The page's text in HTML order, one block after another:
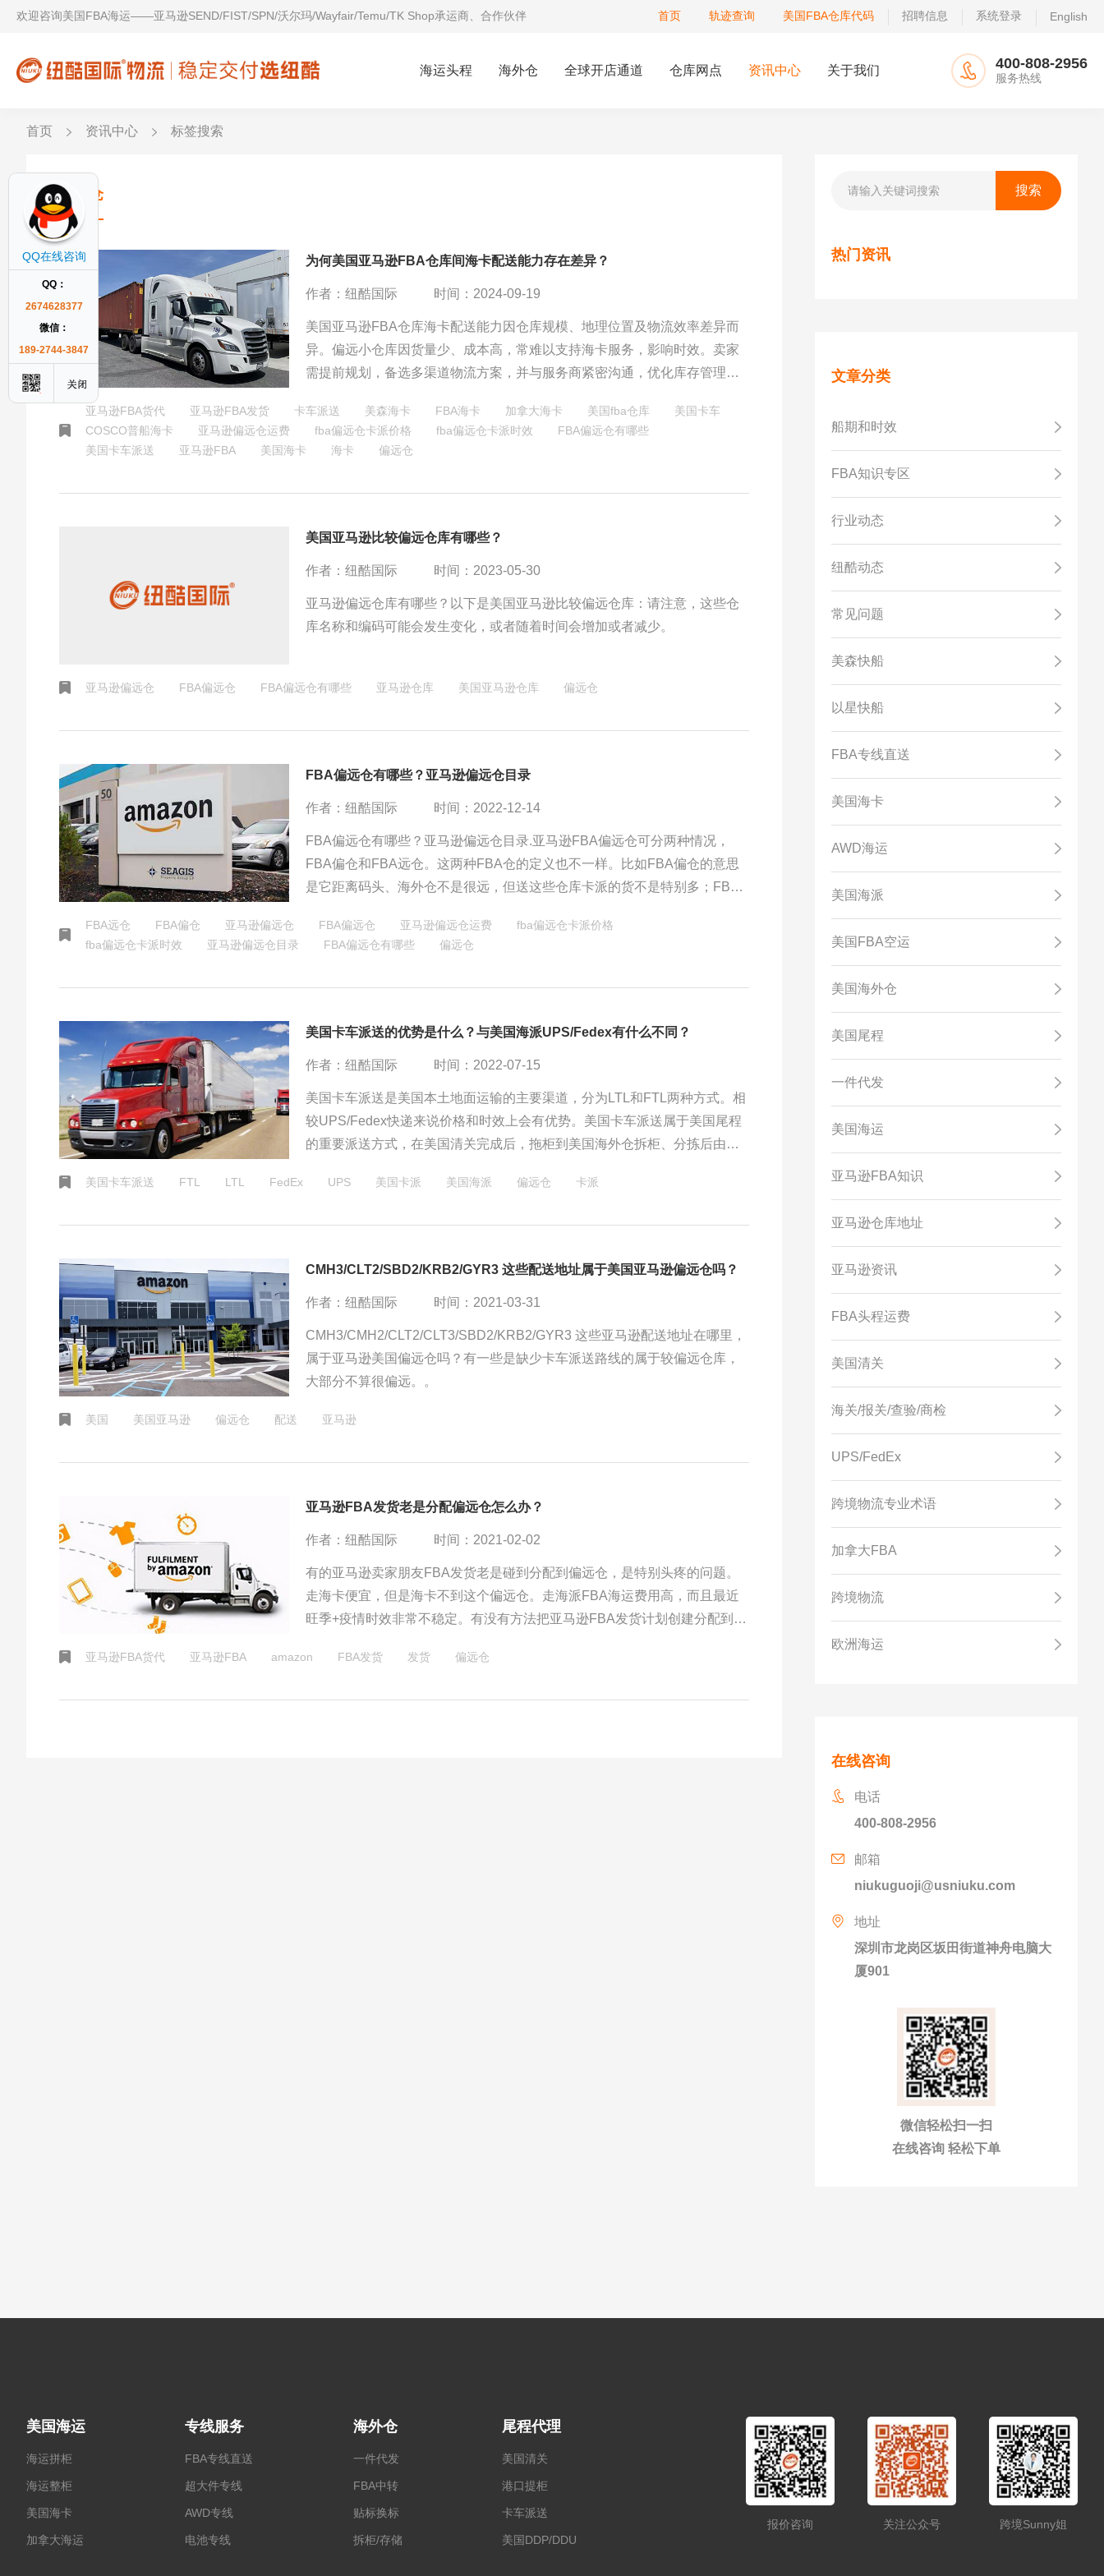
欢迎咨询美国FBA海运——亚马逊SEND/FIST/SPN/沃尔玛/Wayfair/Temu/TK Shop承运商、合作伙伴 首页 轨迹查询 美国FBA仓库代码 招聘信息 系统登录 English
海运头程 海外仓 全球开店通道 仓库网点 资讯中心 关于我们 400-808-2956
服务热线
首页 资讯中心 标签搜索
偏远仓
为何美国亚马逊FBA仓库间海卡配送能力存在差异？
作者：纽酷国际 时间：2024-09-19
美国亚马逊FBA仓库海卡配送能力因仓库规模、地理位置及物流效率差异而
异。偏远小仓库因货量少、成本高，常难以支持海卡服务，影响时效。卖家
需提前规划，备选多渠道物流方案，并与服务商紧密沟通，优化库存管理，
亚马逊FBA货代 亚马逊FBA发货 卡车派送 美森海卡 FBA海卡 加拿大海卡 美国fba仓库
美国卡车
COSCO普船海卡
亚马逊偏远仓运费 fba偏远仓卡派价格 fba偏远仓卡派时效
FBA偏远仓有哪些
美国卡车派送
​亚马逊FBA 美国海卡 海卡 偏远仓
美国亚马逊比较偏远仓库有哪些？
作者：纽酷国际 时间：2023-05-30
亚马逊偏远仓库有哪些？以下是美国亚马逊比较偏远仓库：请注意，这些仓
库名称和编码可能会发生变化，或者随着时间会增加或者减少。
亚马逊偏远仓 FBA偏远仓 FBA偏远仓有哪些 亚马逊仓库 美国亚马逊仓库 偏远仓
FBA偏远仓有哪些？亚马逊偏远仓目录
作者：纽酷国际 时间：2022-12-14
FBA偏远仓有哪些？亚马逊偏远仓目录.亚马逊FBA偏远仓可分两种情况，
FBA偏仓和FBA远仓。这两种FBA仓的定义也不一样。比如FBA偏仓的意思
是它距离码头、海外仓不是很远，但送这些仓库卡派的货不是特别多；FBA
以说这种仓库又偏又远。但有一个共同点就是去这些仓库的货量比较少，时
FBA远仓 FBA偏仓 亚马逊偏远仓 FBA偏远仓 亚马逊偏远仓运费
fba偏远仓卡派价格
fba偏远仓卡派时效
亚马逊偏远仓目录 FBA偏远仓有哪些 偏远仓
美国卡车派送的优势是什么？与美国海派UPS/Fedex有什么不同？
作者：纽酷国际 时间：2022-07-15
美国卡车派送是美国本土地面运输的主要渠道，分为LTL和FTL两种方式。相
较UPS/Fedex快递来说价格和时效上会有优势。美国卡车派送属于美国尾程
的重要派送方式，在美国清关完成后，拖柜到美国海外仓拆柜、分拣后由本
美国卡车派送 FTL LTL FedEx UPS 美国卡派 美国海派 偏远仓 卡派
CMH3/CLT2/SBD2/KRB2/GYR3 这些配送地址属于美国亚马逊偏远仓吗？
作者：纽酷国际 时间：2021-03-31
CMH3/CMH2/CLT2/CLT3/SBD2/KRB2/GYR3 这些亚马逊配送地址在哪里，
属于亚马逊美国偏远仓吗？有一些是缺少卡车派送路线的属于较偏远仓库，
大部分不算很偏远。。
美国 美国亚马逊 偏远仓 配送 亚马逊
​亚马逊FBA发货老是分配偏远仓怎么办？
作者：纽酷国际 时间：2021-02-02
有的亚马逊卖家朋友FBA发货老是碰到分配到偏远仓，是特别头疼的问题。
走海卡便宜，但是海卡不到这个偏远仓。走海派FBA海运费用高，而且最近
旺季+疫情时效非常不稳定。有没有方法把亚马逊FBA发货计划创建分配到热
亚马逊FBA货代 ​亚马逊FBA amazon FBA发货 发货 偏远仓
热门资讯
文章分类
船期和时效
FBA知识专区
行业动态
纽酷动态
常见问题
美森快船
以星快船
FBA专线直送
美国海卡
AWD海运
美国海派
美国FBA空运
美国海外仓
美国尾程
一件代发
美国海运
亚马逊FBA知识
亚马逊仓库地址
亚马逊资讯
FBA头程运费
美国清关
海关/报关/查验/商检
UPS/FedEx
跨境物流专业术语
加拿大FBA
跨境物流
欧洲海运
在线咨询
电话
400-808-2956
邮箱
niukuguoji@usniuku.com
地址
深圳市龙岗区坂田街道神舟电脑大
厦901
微信轻松扫一扫
在线咨询 轻松下单
美国海运
海运拼柜
海运整柜
美国海卡
加拿大海运
专线服务
FBA专线直送
超大件专线
AWD专线
电池专线
海外仓
一件代发
FBA中转
贴标换标
拆柜/存储
尾程代理
美国清关
港口提柜
卡车派送
美国DDP/DDU
报价咨询 关注公众号 跨境Sunny姐
QQ在线咨询
QQ：
2674628377
微信：
189-2744-3847